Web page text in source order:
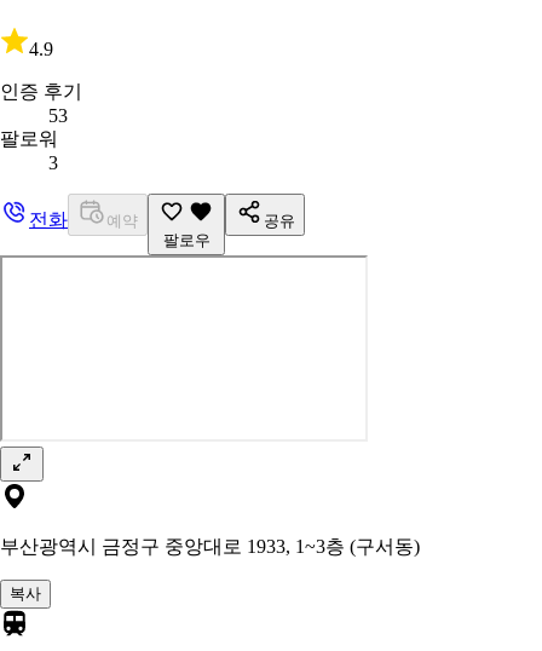
4.9
인증 후기
53
팔로워
3
전화
예약
팔로우
공유
부산광역시 금정구 중앙대로 1933, 1~3층 (구서동)
복사